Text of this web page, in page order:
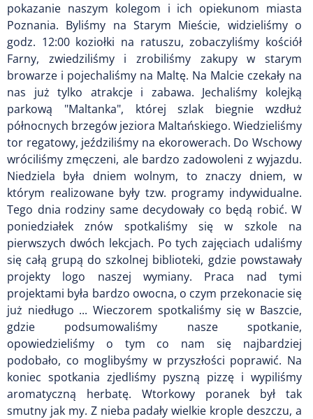
pokazanie naszym kolegom i ich opiekunom miasta
Poznania. Byliśmy na Starym Mieście, widzieliśmy o
godz. 12:00 koziołki na ratuszu, zobaczyliśmy kościół
Farny, zwiedziliśmy i zrobiliśmy zakupy w starym
browarze i pojechaliśmy na Maltę. Na Malcie czekały na
nas już tylko atrakcje i zabawa. Jechaliśmy kolejką
parkową "Maltanka", której szlak biegnie wzdłuż
północnych brzegów jeziora Maltańskiego. Wiedzieliśmy
tor regatowy, jeździliśmy na ekorowerach. Do Wschowy
wróciliśmy zmęczeni, ale bardzo zadowoleni z wyjazdu.
Niedziela była dniem wolnym, to znaczy dniem, w
którym realizowane były tzw. programy indywidualne.
Tego dnia rodziny same decydowały co będą robić. W
poniedziałek znów spotkaliśmy się w szkole na
pierwszych dwóch lekcjach. Po tych zajęciach udaliśmy
się całą grupą do szkolnej biblioteki, gdzie powstawały
projekty logo naszej wymiany. Praca nad tymi
projektami była bardzo owocna, o czym przekonacie się
już niedługo ... Wieczorem spotkaliśmy się w Baszcie,
gdzie podsumowaliśmy nasze spotkanie,
opowiedzieliśmy o tym co nam się najbardziej
podobało, co moglibyśmy w przyszłości poprawić. Na
koniec spotkania zjedliśmy pyszną pizzę i wypiliśmy
aromatyczną herbatę. Wtorkowy poranek był tak
smutny jak my. Z nieba padały wielkie krople deszczu, a